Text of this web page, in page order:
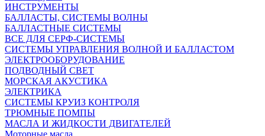
ИНСТРУМЕНТЫ
БАЛЛАСТЫ, СИСТЕМЫ ВОЛНЫ
БАЛЛАСТНЫЕ СИСТЕМЫ
ВСЕ ДЛЯ СЕРФ-СИСТЕМЫ
СИСТЕМЫ УПРАВЛЕНИЯ ВОЛНОЙ И БАЛЛАСТОМ
ЭЛЕКТРООБОРУДОВАНИЕ
ПОДВОДНЫЙ СВЕТ
МОРСКАЯ АКУСТИКА
ЭЛЕКТРИКА
СИСТЕМЫ КРУИЗ КОНТРОЛЯ
ТРЮМНЫЕ ПОМПЫ
МАСЛА И ЖИДКОСТИ ДВИГАТЕЛЕЙ
Моторные масла